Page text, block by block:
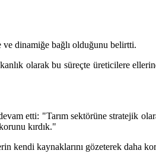
ve dinamiğe bağlı olduğunu belirtti.
olarak bu süreçte üreticilere
etti: "Tarım sektörüne stratejik
kırdık."
kaynaklarını gözeterek daha